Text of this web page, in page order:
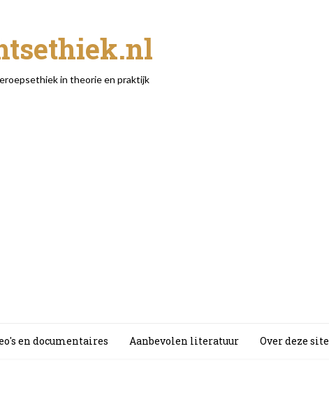
in theorie en praktijk
en documentaires Aanbevolen literatuur Over deze site